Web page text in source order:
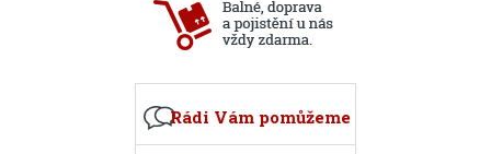
Rádi Vám pomůžeme